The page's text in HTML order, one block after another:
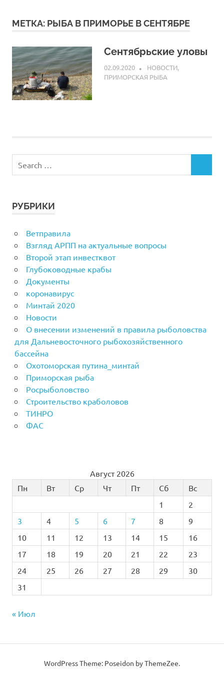
МЕТКА: РЫБА В ПРИМОРЬЕ В СЕНТЯБРЕ
Сентябрьские уловы
02.09.2020 ARPP
НОВОСТИ,
ПРИМОРСКАЯ РЫБА
РУБРИКИ
Ветправила
Взгляд АРПП на актуальные вопросы
Второй этап инвестквот
Глубоководные крабы
Документы
коронавирус
Минтай 2020
Новости
О внесении изменений в правила рыболовства
для Дальневосточного рыбохозяйственного
бассейна
Охотоморская путина_минтай
Приморская рыба
Росрыболовство
Строительство краболовов
ТИНРО
ФАС
Август 2026
Пн
Вт Ср Чт Пт Сб
Вс
1
2
3
4 5 6 7 8
9
10
11 12 13 14 15
16
17
18 19 20 21 22
23
24
25 26 27 28 29
30
31
« Июл
WordPress Theme: Poseidon byThemeZee.